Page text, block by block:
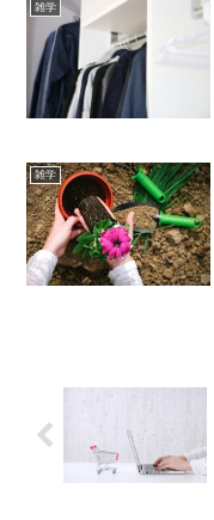
雑学
雑学